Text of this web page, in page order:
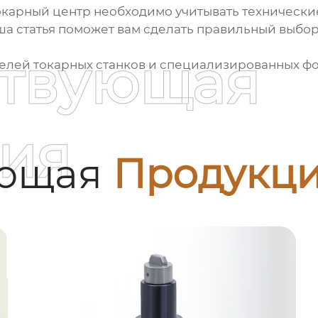
центр необходимо учитывать
статья поможет вам сделать правильный
токарных станков и специализированных